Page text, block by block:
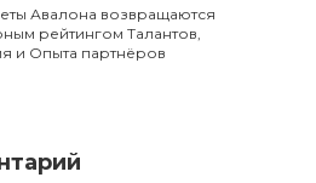
Авалона возвращаются
рейтингом Талантов,
и Опыта партнёров